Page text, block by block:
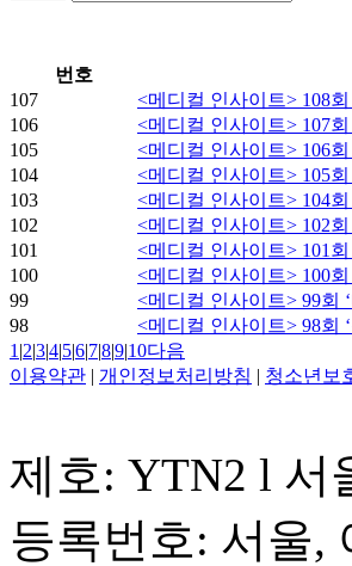
번호
107
<메디컬 인사이트> 108
106
<메디컬 인사이트> 107
105
<메디컬 인사이트> 106
104
<메디컬 인사이트> 105
103
<메디컬 인사이트> 104
102
<메디컬 인사이트> 102
101
<메디컬 인사이트> 101
100
<메디컬 인사이트> 100
99
<메디컬 인사이트> 99회
98
<메디컬 인사이트> 98회
1 |2|3|4|5|6|7|8|9|10다음
이용약관 | 개인정보처리방침 | 청소년보
제호: YTN2 l 서
등록번호: 서울,